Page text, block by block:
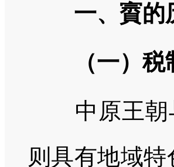
一、賨的
（一）税
中原王朝与
则具有地域